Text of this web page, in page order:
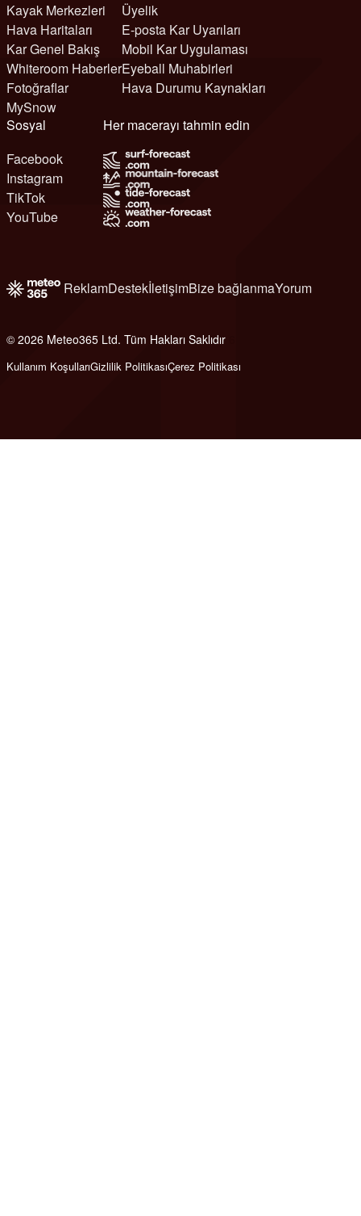
Kayak Merkezleri
Hava Haritaları
Kar Genel Bakış
Whiteroom Haberler
Fotoğraflar
MySnow
Üyelik
E-posta Kar Uyarıları
Mobil Kar Uygulaması
Eyeball Muhabirleri
Hava Durumu Kaynakları
Sosyal
Facebook
Instagram
TikTok
YouTube
Her macerayı tahmin edin
ReklamDestekİletişimBize bağlanmaYorum
© 2026 Meteo365 Ltd. Tüm Hakları Saklıdır
Kullanım KoşullarıGizlilik PolitikasıÇerez Politikası